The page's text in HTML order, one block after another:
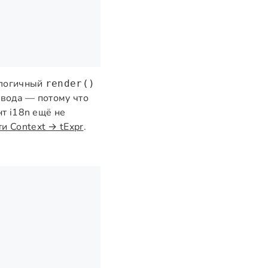
render()
— потому что
i18n ещё не
Context → tExpr.